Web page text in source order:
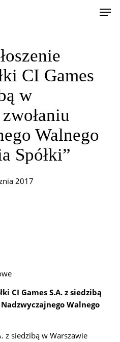
CI Games
w
Walnego
Spółki”
2017
CI Games S.A. z siedzibą
Walnego
z siedzibą w Warszawie